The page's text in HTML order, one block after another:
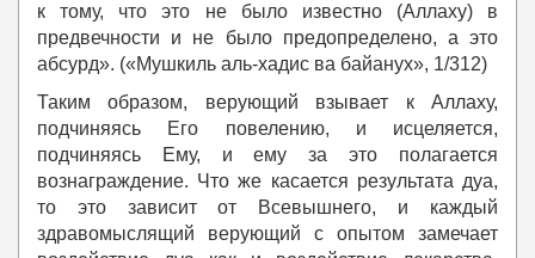
к тому, что это не было известно (Аллаху) в
предвечности и не было предопределено, а это
абсурд». («Мушкиль аль-хадис ва байанух», 1/312)
Таким образом, верующий взывает к Аллаху,
подчиняясь Его повелению, и исцеляется,
подчиняясь Ему, и ему за это полагается
вознаграждение. Что же касается результата дуа,
то это зависит от Всевышнего, и каждый
здравомыслящий верующий с опытом замечает